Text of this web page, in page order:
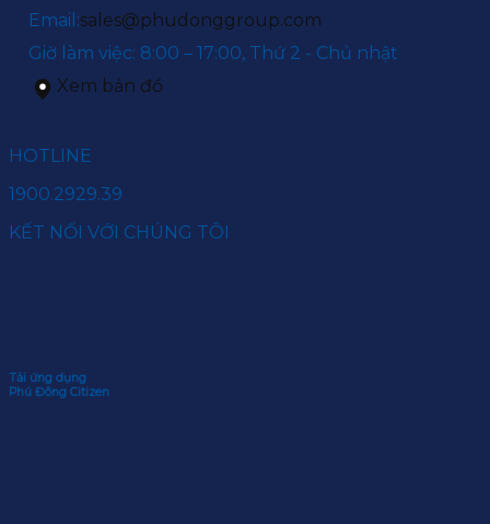
Email:sales@phudonggroup.com
Giờ làm việc: 8:00 – 17:00, Thứ 2 - Chủ nhật
Xem bản đồ
HOTLINE
1900.2929.39
KẾT NỐI VỚI CHÚNG TÔI
Tải ứng dụng
Phú Đông Citizen